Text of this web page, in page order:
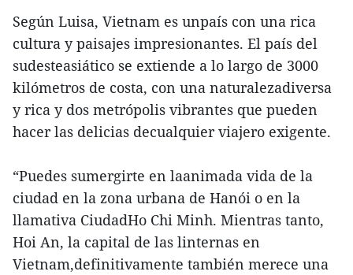
Según Luisa, Vietnam es unpaís con una rica
cultura y paisajes impresionantes. El país del
sudesteasiático se extiende a lo largo de 3000
kilómetros de costa, con una naturalezadiversa
y rica y dos metrópolis vibrantes que pueden
hacer las delicias decualquier viajero exigente.
“Puedes sumergirte en laanimada vida de la
ciudad en la zona urbana de Hanói o en la
llamativa CiudadHo Chi Minh. Mientras tanto,
Hoi An, la capital de las linternas en
Vietnam,definitivamente también merece una